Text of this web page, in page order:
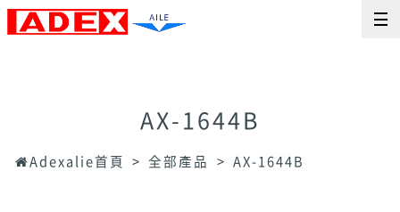
AX-1644B
Adexalie首頁 全部產品 AX-1644B